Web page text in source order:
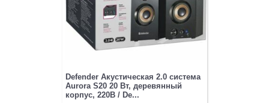
Defender Акустическая 2.0 система
Aurora S20 20 Вт, деревянный
корпус, 220В / De...